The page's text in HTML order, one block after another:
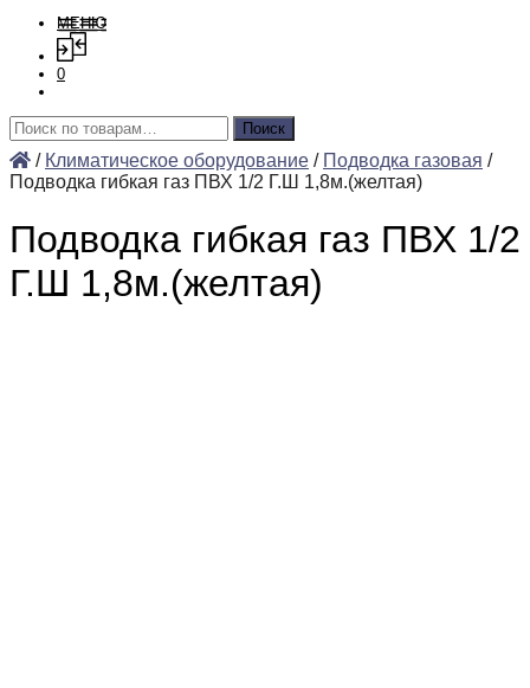
МЕНЮ
0
Искать: Поиск
/ Климатическое оборудование / Подводка газовая /
Подводка гибкая газ ПВХ 1/2 Г.Ш 1,8м.(желтая)
Подводка гибкая газ ПВХ 1/2
Г.Ш 1,8м.(желтая)